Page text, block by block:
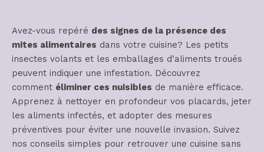
Avez-vous repéré des signes de la présence des
mites alimentaires dans votre cuisine? Les petits
insectes volants et les emballages d’aliments troués
peuvent indiquer une infestation. Découvrez
comment éliminer ces nuisibles de manière efficace.
Apprenez à nettoyer en profondeur vos placards, jeter
les aliments infectés, et adopter des mesures
préventives pour éviter une nouvelle invasion. Suivez
nos conseils simples pour retrouver une cuisine sans